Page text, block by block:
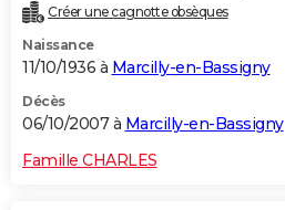
Créer une cagnotte obsèques
Naissance
11/10/1936 à Marcilly-en-Bassigny
Décès
06/10/2007 à Marcilly-en-Bassigny
Famille CHARLES